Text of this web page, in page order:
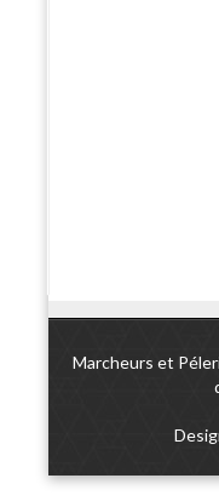
Marcheurs et